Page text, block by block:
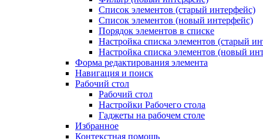
Список элементов (старый интерфейс)
Список элементов (новый интерфейс)
Порядок элементов в списке
Настройка списка элементов (старый
Настройка списка элементов (новый
Форма редактирования элемента
Навигация и поиск
Рабочий стол
Рабочий стол
Настройки Рабочего стола
Гаджеты на рабочем столе
Избранное
Контекстная помощь